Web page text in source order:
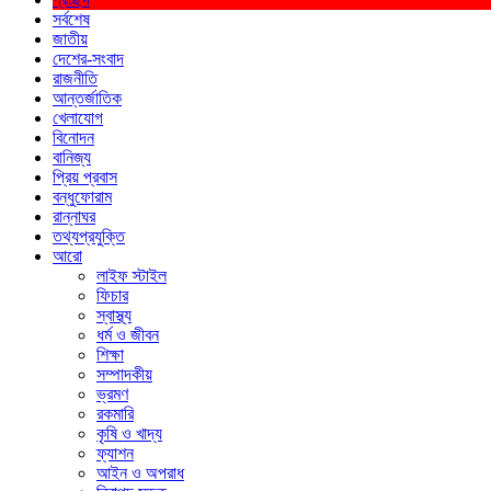
সর্বশেষ
জাতীয়
দেশের-সংবাদ
রাজনীতি
আন্তর্জাতিক
খেলাযোগ
বিনোদন
বানিজ্য
প্রিয় প্রবাস
বন্ধুফোরাম
রান্নাঘর
তথ্যপ্রযুক্তি
আরো
লাইফ স্টাইল
ফিচার
স্বাস্থ্য
ধর্ম ও জীবন
শিক্ষা
সম্পাদকীয়
ভ্রমণ
রকমারি
কৃষি ও খাদ্য
ফ্যাশন
আইন ও অপরাধ